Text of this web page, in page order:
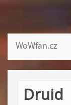
WoWfan.cz
Druid